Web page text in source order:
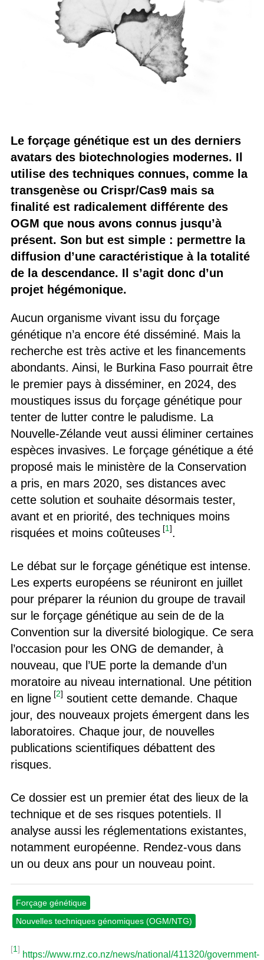
Le forçage génétique est un des derniers
avatars des biotechnologies modernes. Il
utilise des techniques connues, comme la
transgenèse ou Crispr/Cas9 mais sa
finalité est radicalement différente des
OGM que nous avons connus jusqu’à
présent. Son but est simple : permettre la
diffusion d’une caractéristique à la totalité
de la descendance. Il s’agit donc d’un
projet hégémonique.
Aucun organisme vivant issu du forçage
génétique n’a encore été disséminé. Mais la
recherche est très active et les financements
abondants. Ainsi, le Burkina Faso pourrait être
le premier pays à disséminer, en 2024, des
moustiques issus du forçage génétique pour
tenter de lutter contre le paludisme. La
Nouvelle-Zélande veut aussi éliminer certaines
espèces invasives. Le forçage génétique a été
proposé mais le ministère de la Conservation
a pris, en mars 2020, ses distances avec
cette solution et souhaite désormais tester,
avant et en priorité, des techniques moins
risquées et moins coûteuses [1].
Le débat sur le forçage génétique est intense.
Les experts européens se réuniront en juillet
pour préparer la réunion du groupe de travail
sur le forçage génétique au sein de de la
Convention sur la diversité biologique. Ce sera
l’occasion pour les ONG de demander, à
nouveau, que l’UE porte la demande d’un
moratoire au niveau international. Une pétition
en ligne [2] soutient cette demande. Chaque
jour, des nouveaux projets émergent dans les
laboratoires. Chaque jour, de nouvelles
publications scientifiques débattent des
risques.
Ce dossier est un premier état des lieux de la
technique et de ses risques potentiels. Il
analyse aussi les réglementations existantes,
notamment européenne. Rendez-vous dans
un ou deux ans pour un nouveau point.
Forçage génétique
Nouvelles techniques génomiques (OGM/NTG)
[1]
https://www.rnz.co.nz/news/national/411320/government-